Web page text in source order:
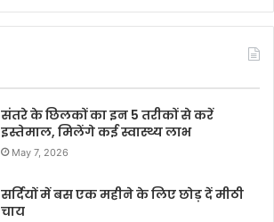
संतरे के छिलकों का इन 5 तरीकों से करें
इस्तेमाल, मिलेंगे कई स्वास्थ्य लाभ
May 7, 2026
सर्दियों में बस एक महीने के लिए छोड़ दें मीठी
चाय